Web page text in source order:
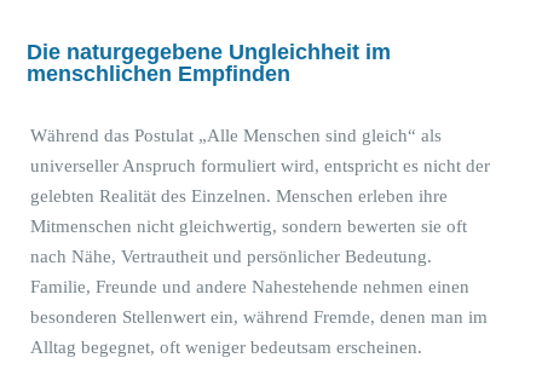
Die naturgegebene Ungleichheit im
menschlichen Empfinden
Während das Postulat „Alle Menschen sind gleich“ als
universeller Anspruch formuliert wird, entspricht es nicht der
gelebten Realität des Einzelnen. Menschen erleben ihre
Mitmenschen nicht gleichwertig, sondern bewerten sie oft
nach Nähe, Vertrautheit und persönlicher Bedeutung.
Familie, Freunde und andere Nahestehende nehmen einen
besonderen Stellenwert ein, während Fremde, denen man im
Alltag begegnet, oft weniger bedeutsam erscheinen.